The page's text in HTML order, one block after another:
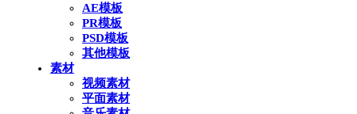
AE模板
PR模板
PSD模板
其他模板
素材
视频素材
平面素材